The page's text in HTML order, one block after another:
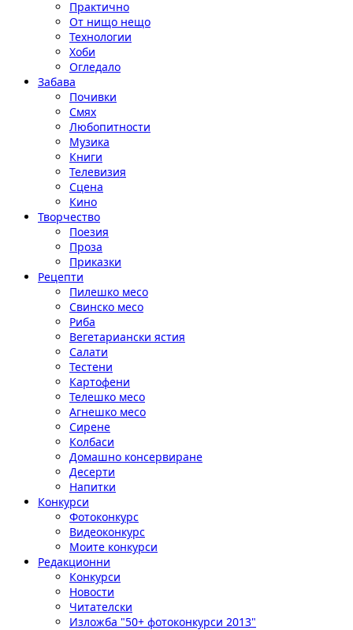
Практично
От нищо нещо
Технологии
Хоби
Огледало
Забава
Почивки
Смях
Любопитности
Музика
Книги
Телевизия
Сцена
Кино
Творчество
Поезия
Проза
Приказки
Рецепти
Пилешко месо
Свинско месо
Риба
Вегетариански ястия
Салати
Тестени
Картофени
Телешко месо
Агнешко месо
Сирене
Колбаси
Домашно консервиране
Десерти
Напитки
Конкурси
Фотоконкурс
Видеоконкурс
Моите конкурси
Редакционни
Конкурси
Новости
Читателски
Изложба "50+ фотоконкурси 2013"